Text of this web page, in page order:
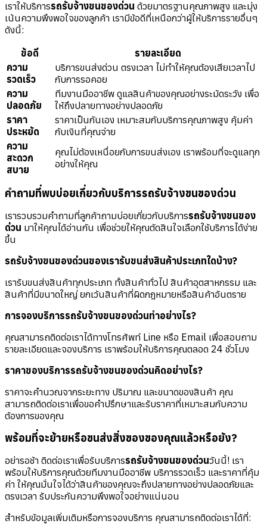
เราให้บริการรถรับจ้างขนของด่วน ด้วยมาตรฐานคุณภาพสูง และมุ่ง
เน้นความพึงพอใจของลูกค้า เรามีข้อดีที่เหนือกว่าผู้ให้บริการรายอื่นๆ
ดังนี้:
ข้อดี
รายละเอียด
ความ
รวดเร็ว
บริการขนส่งด่วน ตรงเวลา ไม่ทำให้คุณต้องเสียเวลาไป
กับการรอคอย
ความ
ปลอดภัย
ทีมงานมืออาชีพ ดูแลสินค้าของคุณอย่างระมัดระวัง เพื่อ
ให้ถึงปลายทางอย่างปลอดภัย
ราคา
ประหยัด
ราคาเป็นกันเอง เหมาะสมกับบริการคุณภาพสูง คุ้มค่า
กับเงินที่คุณจ่าย
ความ
สะดวก
สบาย
คุณไม่ต้องเหนื่อยกับการขนส่งเอง เราพร้อมที่จะดูแลทุก
อย่างให้คุณ
คำถามที่พบบ่อยเกี่ยวกับบริการรถรับจ้างขนของด่วน
เรารวบรวมคำถามที่ลูกค้าถามบ่อยเกี่ยวกับบริการรถรับจ้างขนของ
ด่วน มาให้คุณได้อ่านกัน เพื่อช่วยให้คุณตัดสินใจเลือกใช้บริการได้ง่าย
ขึ้น
รถรับจ้างขนของด่วนของเรารับขนส่งสินค้าประเภทใดบ้าง?
เรารับขนส่งสินค้าทุกประเภท ทั้งสินค้าทั่วไป สินค้าอุตสาหกรรม และ
สินค้าที่มีขนาดใหญ่ ยกเว้นสินค้าที่ผิดกฎหมายหรือสินค้าอันตราย
การจองบริการรถรับจ้างขนของด่วนทำอย่างไร?
คุณสามารถติดต่อเราได้ทางโทรศัพท์ Line หรือ Email เพื่อสอบถาม
รายละเอียดและจองบริการ เราพร้อมให้บริการคุณตลอด 24 ชั่วโมง
ราคาของบริการรถรับจ้างขนของด่วนคิดอย่างไร?
ราคาจะคำนวณจากระยะทาง ปริมาณ และขนาดของสินค้า คุณ
สามารถติดต่อเราเพื่อขอคำปรึกษาและรับราคาที่เหมาะสมกับความ
ต้องการของคุณ
พร้อมที่จะย้ายหรือขนส่งสิ่งของของคุณแล้วหรือยัง?
อย่ารอช้า ติดต่อเราเพื่อรับบริการรถรับจ้างขนของด่วนวันนี้! เรา
พร้อมให้บริการคุณด้วยทีมงานมืออาชีพ บริการรวดเร็ว และราคาที่คุ้ม
ค่า ให้คุณมั่นใจได้ว่าสินค้าของคุณจะถึงปลายทางอย่างปลอดภัยและ
ตรงเวลา รับประกันความพึงพอใจอย่างแน่นอน
สำหรับข้อมูลเพิ่มเติมหรือการจองบริการ คุณสามารถติดต่อเราได้ที่: